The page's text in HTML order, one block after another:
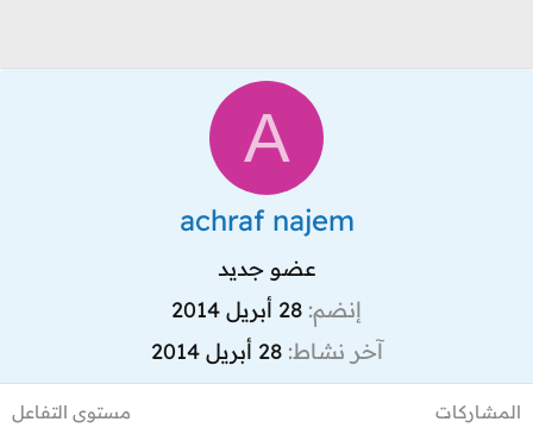
A
achraf najem
عضو جديد
إنضم 28 أبريل 2014
آخر نشاط 28 أبريل 2014
المشاركات مستوى التفاعل